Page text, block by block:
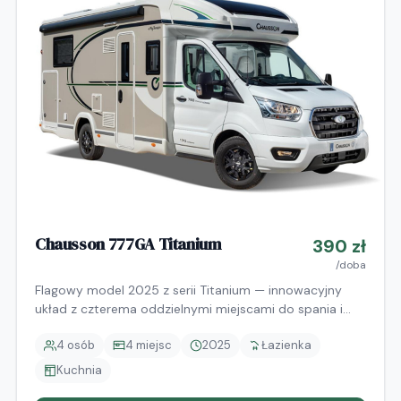
Chausson 777GA Titanium 390 zł
/doba
Flagowy model 2025 z serii Titanium — innowacyjny
układ z czterema oddzielnymi miejscami do spania i
Transit 2.0 170 KM EURO 6, 6-biegowy automat.
Długość 7,19 m. Dwa długie łóżka boczne 80×200 cm
4 osób 4 miejsc 2025
Łazienka
Kuchnia